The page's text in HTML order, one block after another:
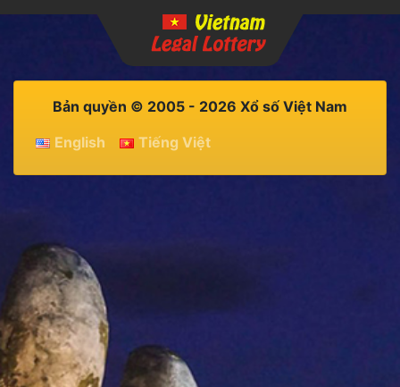
Bản quyền © 2005 - 2026 Xổ số Việt Nam
English
Tiếng Việt